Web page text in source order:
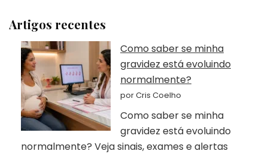
Artigos recentes
Como saber se minha
gravidez está evoluindo
normalmente?
por Cris Coelho
Como saber se minha
gravidez está evoluindo
normalmente? Veja sinais, exames e alertas